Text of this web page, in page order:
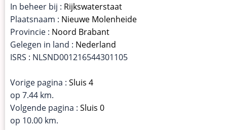
In beheer bij : Rijkswaterstaat
Plaatsnaam : Nieuwe Molenheide
Provincie : Noord Brabant
Gelegen in land : Nederland
ISRS : NLSND001216544301105
Vorige pagina : Sluis 4
op 7.44 km.
Volgende pagina : Sluis 0
op 10.00 km.